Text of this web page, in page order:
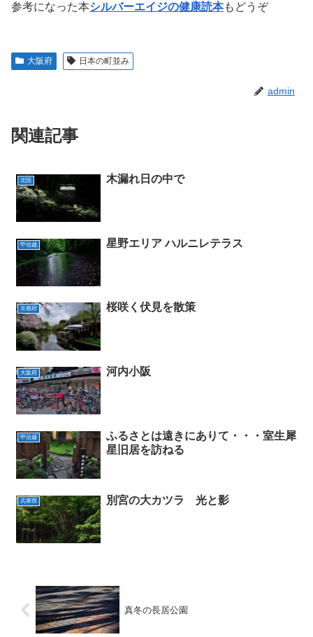
参考になった本シルバーエイジの健康読本もどうぞ
大阪府 日本の町並み
admin
関連記事
北陸 木漏れ日の中で
甲信越 星野エリア ハルニレテラス
京都府 桜咲く伏見を散策
大阪府 河内小阪
甲信越
ふるさとは遠きにありて・・・室生犀
星旧居を訪ねる
兵庫県 別宮の大カツラ 光と影
真冬の長居公園